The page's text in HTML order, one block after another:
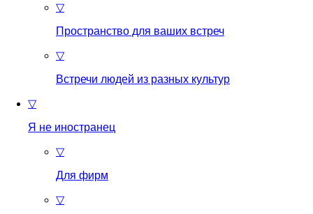
▽
Пространство для ваших встреч
▽
Встречи людей из разных культур
▽
Я не иностранец
▽
Для фирм
▽